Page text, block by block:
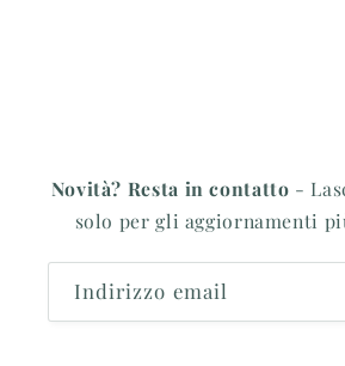
Novità? Resta in contatto -
solo per gli aggiornamenti
Indirizzo email